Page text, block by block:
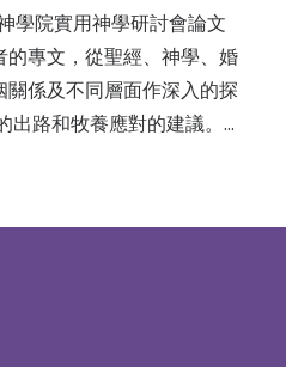
學院實用神學研討會論文
專文，從聖經、神學、婚
係及不同層面作深入的探
出路和牧養應對的建議。…